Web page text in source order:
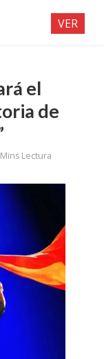
el
de
Lectura
VER